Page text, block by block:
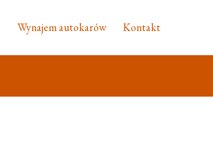
Wynajem autokarów Kontakt